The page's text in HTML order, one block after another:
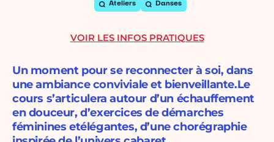
Ateliers Danses
Un moment pour se reconnecter à soi, dans
une ambiance conviviale et bienveillante.Le
cours s’articulera autour d’un échauffement
en douceur, d’exercices de démarches
féminines etélégantes, d’une chorégraphie
VOIR LES INFOS PRATIQUES